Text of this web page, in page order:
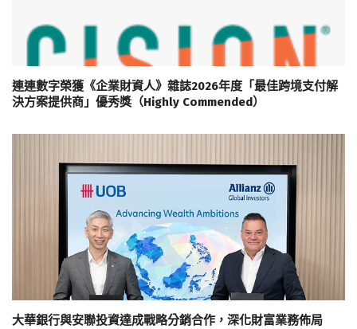
連連數字榮獲《企業財資人》雜誌2026年度「最佳跨境支付解
決方案提供商」優秀獎（Highly Commended）
大華銀行與安聯投資達成戰略分銷合作，深化財富業務佈局